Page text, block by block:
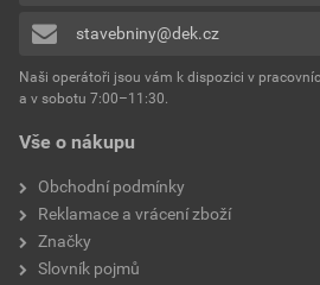
Vše o nákupu
Obchodní podmínky
Reklamace a vrácení zboží
Značky
Slovník pojmů
stavebniny@dek.cz
Naši operátoři jsou vám k dispozici v
a v sobotu 7:00–11:30.